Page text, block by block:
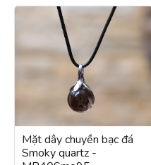
Mặt dây chuyền bạc đá
Smoky quartz -